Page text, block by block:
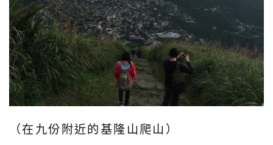
（在九份附近的基隆山爬山）